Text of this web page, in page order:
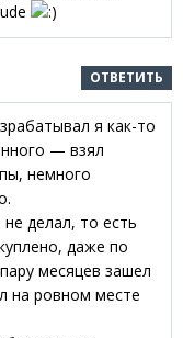
ОТВЕТИТЬ
я как-то
— взял
немного
не делал, то есть
даже по
месяцев зашел
на ровном месте